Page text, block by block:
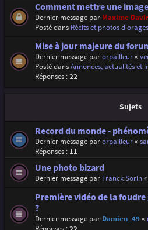
Comment mettre une
Dernier message par Maxime
Posté dans Récits et photos d'orages
Mise à jour majeure du
Dernier message parorpailleur«
Posté dansAnnonces, actualités et
Réponses :22
Sujets
Record du monde -
Dernier message parorpailleur«
Réponses : 11
Une photo bizard
Dernier message par Franck Sorin«
Première vidéo de la
?
Dernier message par Damien_49«